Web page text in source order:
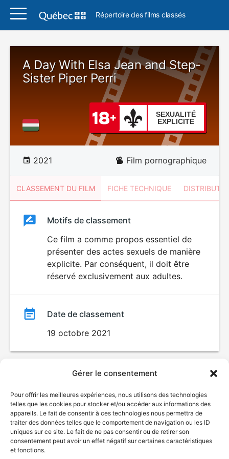
Gérer le consentement
Pour offrir les meilleures expériences, nous utilisons des technologies
telles que les cookies pour stocker et/ou accéder aux informations des
appareils. Le fait de consentir à ces technologies nous permettra de
traiter des données telles que le comportement de navigation ou les ID
uniques sur ce site. Le fait de ne pas consentir ou de retirer son
consentement peut avoir un effet négatif sur certaines caractéristiques
et fonctions.
Répertoire des films classés
A Day With Elsa Jean and Step-
Sister Piper Perri
SEXUALITÉ
EXPLICITE
2021 Film pornographique
CLASSEMENT DU FILM FICHE TECHNIQUE
ClassementClassement
SEXUALITÉ
EXPLICITE
Motifs de classement
Ce film a comme propos essentiel de
présenter des actes sexuels de manière
explicite. Par conséquent, il doit être
réservé exclusivement aux adultes.
Date de classement
19 octobre 2021